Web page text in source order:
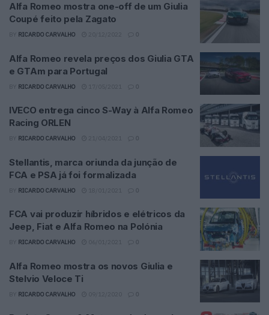
Alfa Romeo mostra one-off de um Giulia
Coupé feito pela Zagato
RICARDO CARVALHO 0
Alfa Romeo revela preços dos Giulia GTA
e GTAm para Portugal
RICARDO CARVALHO 0
IVECO entrega cinco S-Way à Alfa Romeo
Racing ORLEN
RICARDO CARVALHO 0
Stellantis, marca oriunda da junção de
FCA e PSA já foi formalizada
RICARDO CARVALHO 0
FCA vai produzir híbridos e elétricos da
Jeep, Fiat e Alfa Romeo na Polónia
RICARDO CARVALHO 0
Alfa Romeo mostra os novos Giulia e
Stelvio Veloce Ti
RICARDO CARVALHO 0